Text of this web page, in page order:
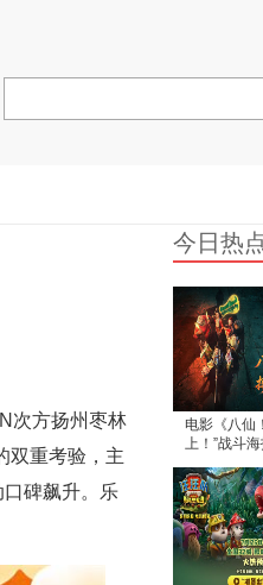
次方扬州枣林
双重考验，主
碑飙升。乐
今日热
电影《八仙
上！”战斗